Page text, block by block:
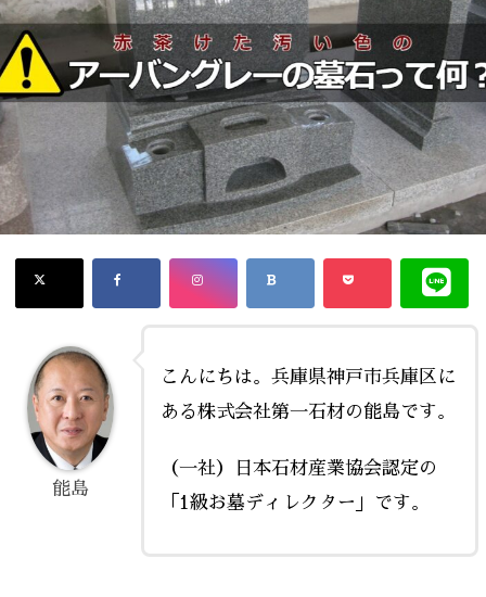
こんにちは。兵庫県神戸市兵庫区に
ある株式会社第一石材の能島です。
（一社）日本石材産業協会認定の
「1級お墓ディレクター」です。
能島